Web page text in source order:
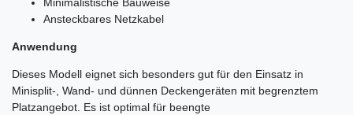
Minimalistische Bauweise
Ansteckbares Netzkabel
Anwendung
Dieses Modell eignet sich besonders gut für den Einsatz in
Minisplit-, Wand- und dünnen Deckengeräten mit begrenztem
Platzangebot. Es ist optimal für beengte